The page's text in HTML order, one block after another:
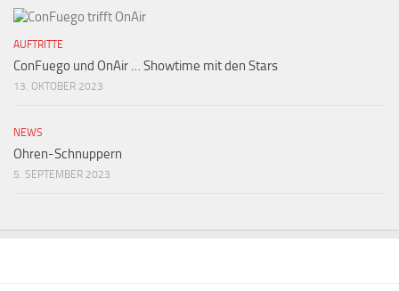
AUFTRITTE
ConFuego und OnAir … Showtime mit den Stars
13. OKTOBER 2023
NEWS
Ohren-Schnuppern
5. SEPTEMBER 2023